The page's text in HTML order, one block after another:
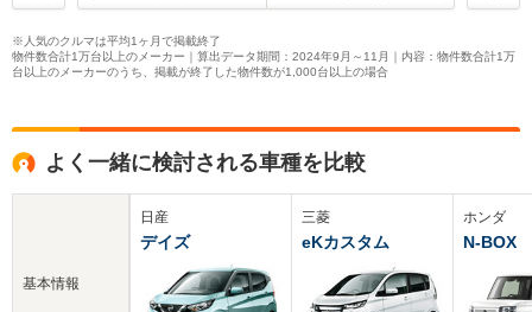
※人気のクルマは平均1ヶ月で掲載終了
物件数合計1万台以上のメーカー｜算出データ期間：2024年9月～11月｜内容：物件数合計1万
台以上のメーカーのうち、掲載が終了した物件数が1,000台以上の場合
よく一緒に検討される車種を比較
基本情報
日産
デイズ
三菱
eKカスタム
ホンダ
N-BOX